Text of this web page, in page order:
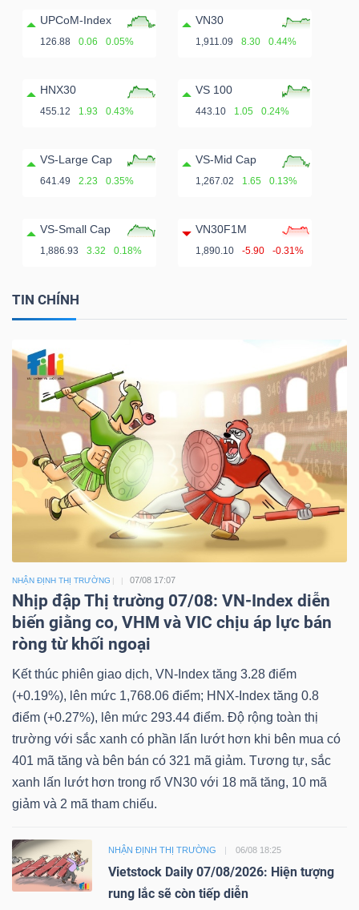
UPCoM-Index
126.88 0.06 0.05%
VN30
1,911.09 8.30 0.44%
HNX30
455.12 1.93 0.43%
VS 100
443.10 1.05 0.24%
VS-Large Cap
641.49 2.23 0.35%
VS-Mid Cap
1,267.02 1.65 0.13%
VS-Small Cap
1,886.93 3.32 0.18%
VN30F1M
1,890.10 -5.90 -0.31%
TIN CHÍNH
NHẬN ĐỊNH THỊ TRƯỜNG 07/08 17:07
Nhịp đập Thị trường 07/08: VN-Index diễn
biến giằng co, VHM và VIC chịu áp lực bán
ròng từ khối ngoại
Kết thúc phiên giao dịch, VN-Index tăng 3.28 điểm
(+0.19%), lên mức 1,768.06 điểm; HNX-Index tăng 0.8
điểm (+0.27%), lên mức 293.44 điểm. Độ rộng toàn thị
trường với sắc xanh có phần lấn lướt hơn khi bên mua có
401 mã tăng và bên bán có 321 mã giảm. Tương tự, sắc
xanh lấn lướt hơn trong rổ VN30 với 18 mã tăng, 10 mã
giảm và 2 mã tham chiếu.
NHẬN ĐỊNH THỊ TRƯỜNG 06/08 18:25
Vietstock Daily 07/08/2026: Hiện tượng
rung lắc sẽ còn tiếp diễn